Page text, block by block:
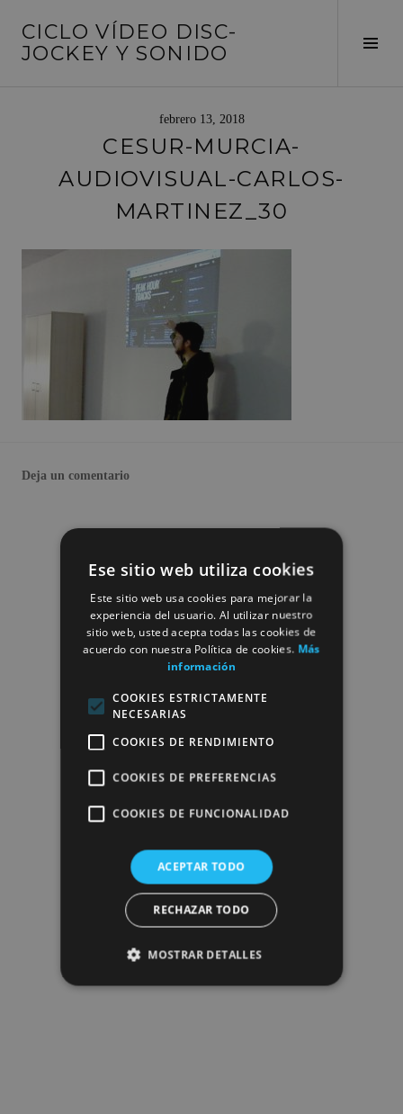
contenido
CICLO VÍDEO DISC-
JOCKEY Y SONIDO
febrero 13, 2018
CESUR-MURCIA-
AUDIOVISUAL-CARLOS-
MARTINEZ_30
Deja un comentario
Ese sitio web utiliza cookies
Este sitio web usa cookies para mejorar la
experiencia del usuario. Al utilizar nuestro
sitio web, usted acepta todas las cookies de
acuerdo con nuestra Política de cookies. Más
información
COOKIES ESTRICTAMENTE
NECESARIAS
COOKIES DE RENDIMIENTO
COOKIES DE PREFERENCIAS
COOKIES DE FUNCIONALIDAD
ACEPTAR TODO
RECHAZAR TODO
MOSTRAR DETALLES